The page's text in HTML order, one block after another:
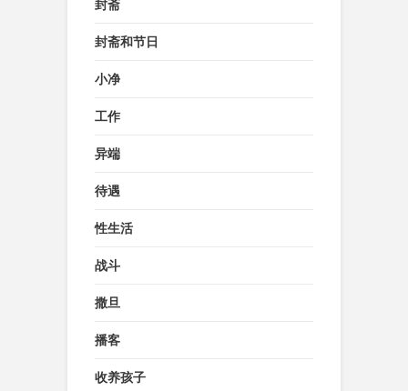
封斋
封斋和节日
小净
工作
异端
待遇
性生活
战斗
撒旦
播客
收养孩子